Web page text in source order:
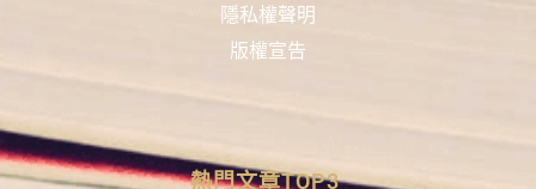
隱私權聲明
版權宣告
熱門文章TOP3